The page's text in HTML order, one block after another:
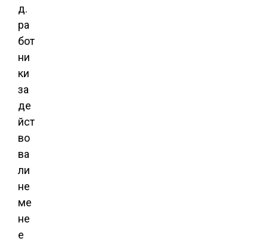
д.
ра
бот
ни
ки
за
де
йст
во
ва
ли
не
ме
не
е